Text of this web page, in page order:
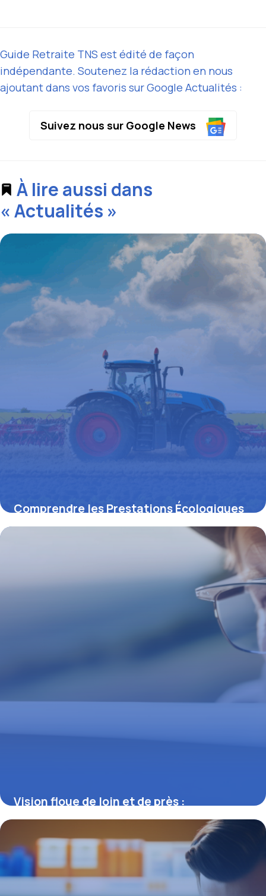
Guide Retraite TNS est édité de façon
indépendante. Soutenez la rédaction en nous
ajoutant dans vos favoris sur Google Actualités :
Suivez nous sur Google News
À lire aussi dans
« Actualités »
Comprendre les Prestations Écologiques
Requises (PER) : Le Pivot de l’Agriculture
Vision floue de loin et de près :
comprendre, identifier et agir sur les
troubles visuels
19 juin 2026